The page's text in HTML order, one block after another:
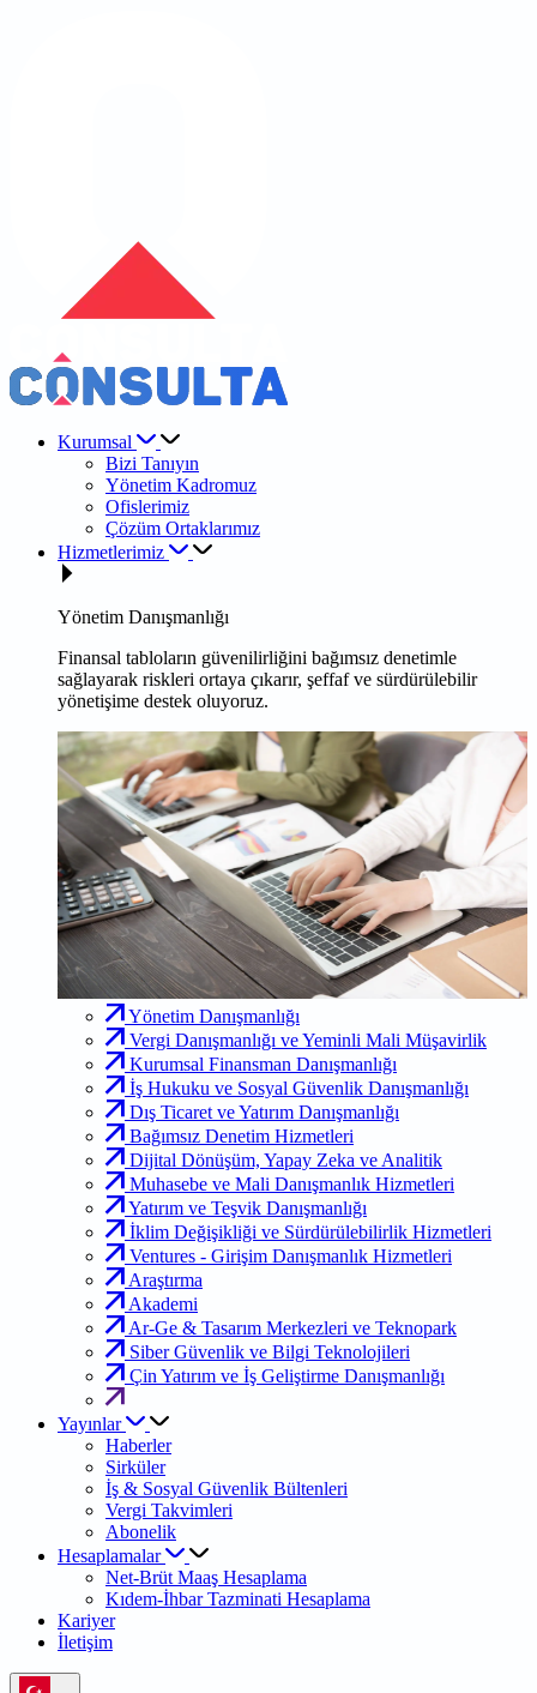
Kurumsal
Bizi Tanıyın
Yönetim Kadromuz
Ofislerimiz
Çözüm Ortaklarımız
Hizmetlerimiz
Yönetim Danışmanlığı
Finansal tabloların güvenilirliğini bağımsız denetimle
sağlayarak riskleri ortaya çıkarır, şeffaf ve sürdürülebilir
yönetişime destek oluyoruz.
Yönetim Danışmanlığı
Vergi Danışmanlığı ve Yeminli Mali Müşavirlik
Kurumsal Finansman Danışmanlığı
İş Hukuku ve Sosyal Güvenlik Danışmanlığı
Dış Ticaret ve Yatırım Danışmanlığı
Bağımsız Denetim Hizmetleri
Dijital Dönüşüm, Yapay Zeka ve Analitik
Muhasebe ve Mali Danışmanlık Hizmetleri
Yatırım ve Teşvik Danışmanlığı
İklim Değişikliği ve Sürdürülebilirlik Hizmetleri
Ventures - Girişim Danışmanlık Hizmetleri
Araştırma
Akademi
Ar-Ge & Tasarım Merkezleri ve Teknopark
Siber Güvenlik ve Bilgi Teknolojileri
Çin Yatırım ve İş Geliştirme Danışmanlığı
Yayınlar
Haberler
Sirküler
İş & Sosyal Güvenlik Bültenleri
Vergi Takvimleri
Abonelik
Hesaplamalar
Net-Brüt Maaş Hesaplama
Kıdem-İhbar Tazminati Hesaplama
Kariyer
İletişim